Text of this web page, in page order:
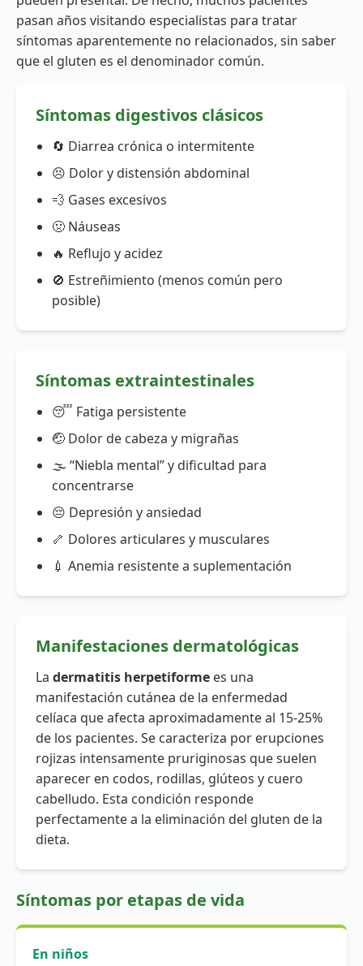
pasan años visitando especialistas para tratar
síntomas aparentemente no relacionados, sin saber
que el gluten es el denominador común.
Síntomas digestivos clásicos
🔄 Diarrea crónica o intermitente
😣 Dolor y distensión abdominal
💨 Gases excesivos
🤢 Náuseas
🔥 Reflujo y acidez
🚫 Estreñimiento (menos común pero
posible)
Síntomas extraintestinales
😴 Fatiga persistente
🤕 Dolor de cabeza y migrañas
🌫️ “Niebla mental” y dificultad para
concentrarse
😔 Depresión y ansiedad
🦴 Dolores articulares y musculares
💉 Anemia resistente a suplementación
Manifestaciones dermatológicas
La dermatitis herpetiforme es una
manifestación cutánea de la enfermedad
celíaca que afecta aproximadamente al 15-25%
de los pacientes. Se caracteriza por erupciones
rojizas intensamente pruriginosas que suelen
aparecer en codos, rodillas, glúteos y cuero
cabelludo. Esta condición responde
perfectamente a la eliminación del gluten de la
dieta.
Síntomas por etapas de vida
En niños